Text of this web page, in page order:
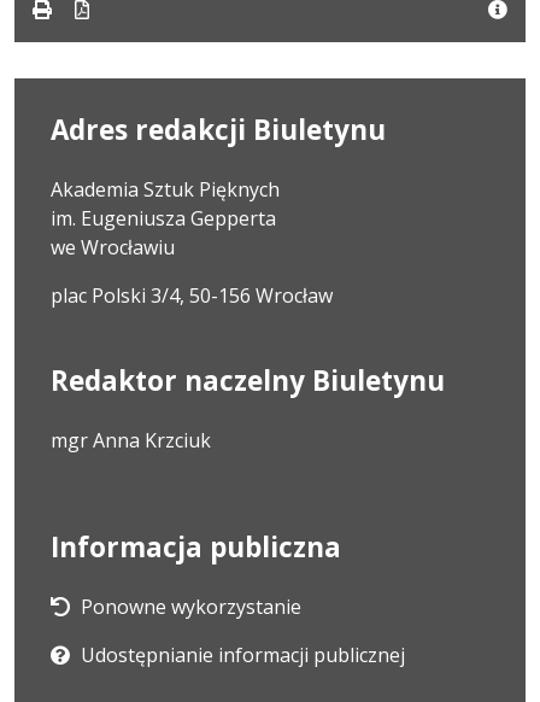
Adres redakcji Biuletynu
Akademia Sztuk Pięknych
im. Eugeniusza Gepperta
we Wrocławiu
plac Polski 3/4, 50-156 Wrocław
Redaktor naczelny Biuletynu
mgr Anna Krzciuk
Informacja publiczna
Ponowne wykorzystanie
Udostępnianie informacji publicznej